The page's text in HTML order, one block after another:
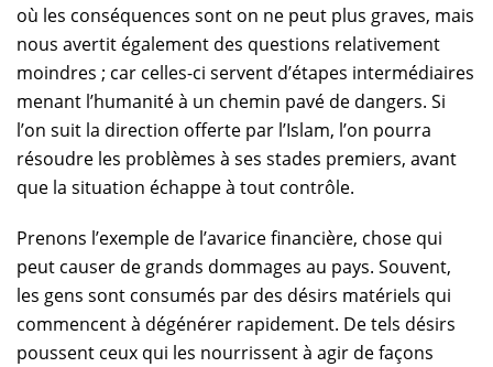
où les conséquences sont on ne peut plus graves, mais
nous avertit également des questions relativement
moindres ; car celles-ci servent d’étapes intermédiaires
menant l’humanité à un chemin pavé de dangers. Si
l’on suit la direction offerte par l’Islam, l’on pourra
résoudre les problèmes à ses stades premiers, avant
que la situation échappe à tout contrôle.
Prenons l’exemple de l’avarice financière, chose qui
peut causer de grands dommages au pays. Souvent,
les gens sont consumés par des désirs matériels qui
commencent à dégénérer rapidement. De tels désirs
poussent ceux qui les nourrissent à agir de façons